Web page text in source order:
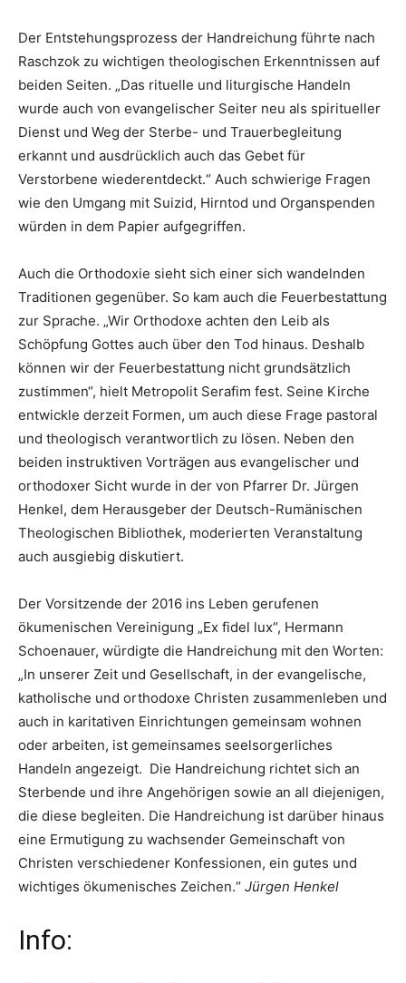
Der Entstehungsprozess der Handreichung führte nach
Raschzok zu wichtigen theologischen Erkenntnissen auf
beiden Seiten. „Das rituelle und liturgische Handeln
wurde auch von evangelischer Seiter neu als spiritueller
Dienst und Weg der Sterbe- und Trauerbegleitung
erkannt und ausdrücklich auch das Gebet für
Verstorbene wiederentdeckt.“ Auch schwierige Fragen
wie den Umgang mit Suizid, Hirntod und Organspenden
würden in dem Papier aufgegriffen.
Auch die Orthodoxie sieht sich einer sich wandelnden
Traditionen gegenüber. So kam auch die Feuerbestattung
zur Sprache. „Wir Orthodoxe achten den Leib als
Schöpfung Gottes auch über den Tod hinaus. Deshalb
können wir der Feuerbestattung nicht grundsätzlich
zustimmen“, hielt Metropolit Serafim fest. Seine Kirche
entwickle derzeit Formen, um auch diese Frage pastoral
und theologisch verantwortlich zu lösen. Neben den
beiden instruktiven Vorträgen aus evangelischer und
orthodoxer Sicht wurde in der von Pfarrer Dr. Jürgen
Henkel, dem Herausgeber der Deutsch-Rumänischen
Theologischen Bibliothek, moderierten Veranstaltung
auch ausgiebig diskutiert.
Der Vorsitzende der 2016 ins Leben gerufenen
ökumenischen Vereinigung „Ex fidel lux“, Hermann
Schoenauer, würdigte die Handreichung mit den Worten:
„In unserer Zeit und Gesellschaft, in der evangelische,
katholische und orthodoxe Christen zusammenleben und
auch in karitativen Einrichtungen gemeinsam wohnen
oder arbeiten, ist gemeinsames seelsorgerliches
Handeln angezeigt. Die Handreichung richtet sich an
Sterbende und ihre Angehörigen sowie an all diejenigen,
die diese begleiten. Die Handreichung ist darüber hinaus
eine Ermutigung zu wachsender Gemeinschaft von
Christen verschiedener Konfessionen, ein gutes und
wichtiges ökumenisches Zeichen.“ Jürgen Henkel
Info: